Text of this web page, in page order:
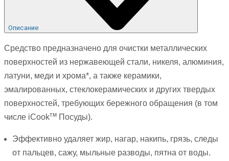
Описание
Средство предназначено для очистки металлических
поверхностей из нержавеющей стали, никеля, алюминия,
латуни, меди и хрома*, а также керамики,
эмалированных, стеклокерамических и других твердых
поверхностей, требующих бережного обращения (в том
числе iCookтм Посуды).
Эффективно удаляет жир, нагар, накипь, грязь, следы
от пальцев, сажу, мыльные разводы, пятна от воды.